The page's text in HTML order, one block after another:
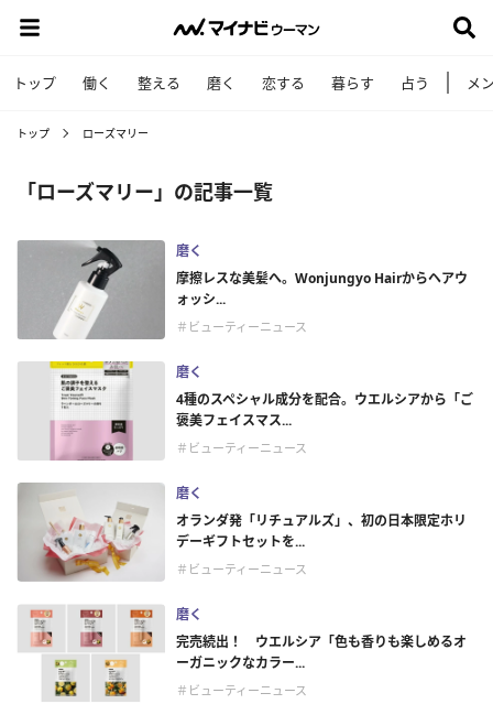
トップ 働く 整える 磨く 恋する 暮らす 占う メ
トップ ローズマリー
「ローズマリー」の記事一覧
磨く
摩擦レスな美髪へ。Wonjungyo Hairからヘアウ
ォッシ...
＃ビューティーニュース
磨く
4種のスペシャル成分を配合。ウエルシアから「ご
褒美フェイスマス...
＃ビューティーニュース
磨く
オランダ発「リチュアルズ」、初の日本限定ホリ
デーギフトセットを...
＃ビューティーニュース
磨く
完売続出！ ウエルシア「色も香りも楽しめるオ
ーガニックなカラー...
＃ビューティーニュース